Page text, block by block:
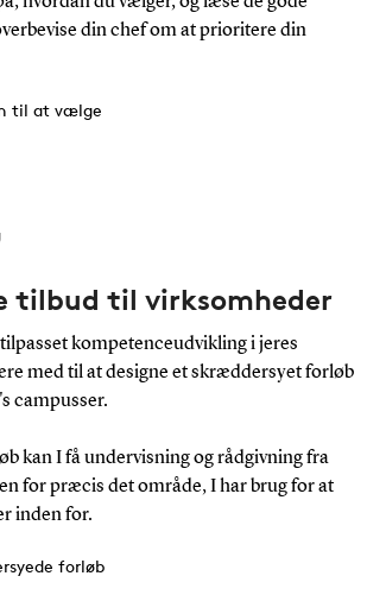
din chef om at prioritere din
til at vælge
tilbud til virksomheder
kompetenceudvikling i jeres
med til at designe et skræddersyet forløb
campusser.
kan I få undervisning og rådgivning fra
for præcis det område, I har brug for at
inden for.
forløb